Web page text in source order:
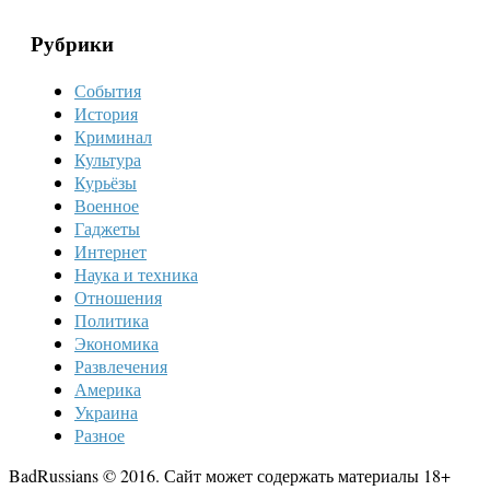
Рубрики
События
История
Криминал
Культура
Курьёзы
Военное
Гаджеты
Интернет
Наука и техника
Отношения
Политика
Экономика
Развлечения
Америка
Украина
Разное
BadRussians © 2016. Сайт может содержать материалы 18+